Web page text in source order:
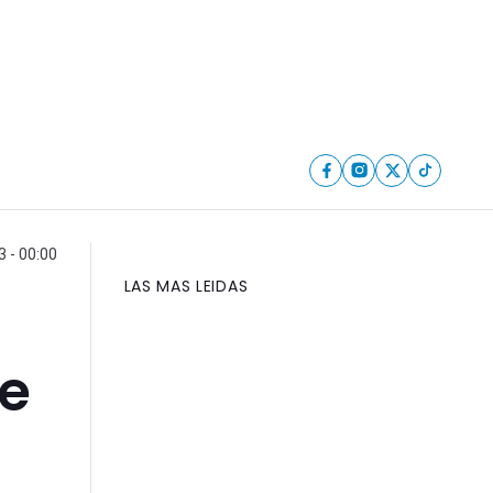
- 00:00
LAS MAS LEIDAS